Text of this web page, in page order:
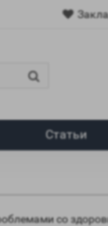
Статьи
со